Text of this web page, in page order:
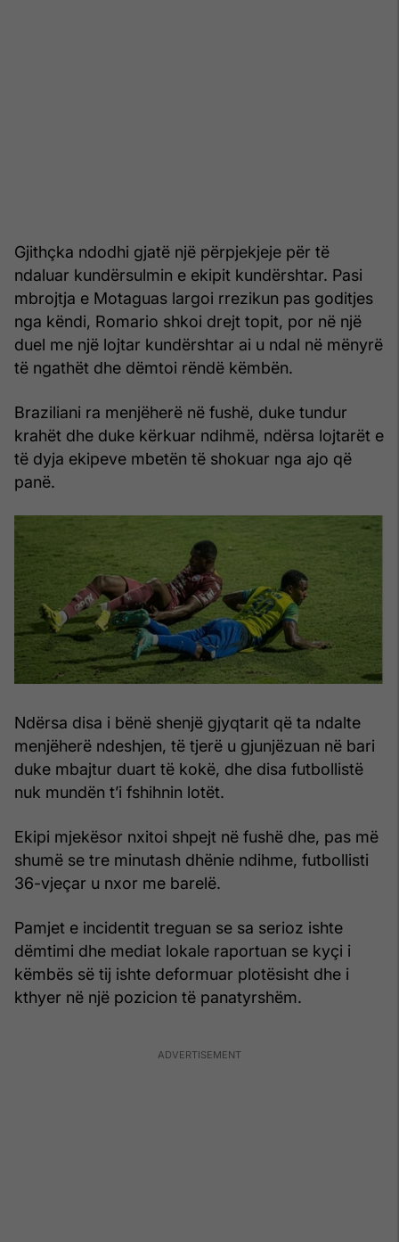
Gjithçka ndodhi gjatë një përpjekjeje për të
ndaluar kundërsulmin e ekipit kundërshtar. Pasi
mbrojtja e Motaguas largoi rrezikun pas goditjes
nga këndi, Romario shkoi drejt topit, por në një
duel me një lojtar kundërshtar ai u ndal në mënyrë
të ngathët dhe dëmtoi rëndë këmbën.
Braziliani ra menjëherë në fushë, duke tundur
krahët dhe duke kërkuar ndihmë, ndërsa lojtarët e
të dyja ekipeve mbetën të shokuar nga ajo që
panë.
Ndërsa disa i bënë shenjë gjyqtarit që ta ndalte
menjëherë ndeshjen, të tjerë u gjunjëzuan në bari
duke mbajtur duart të kokë, dhe disa futbollistë
nuk mundën t’i fshihnin lotët.
Ekipi mjekësor nxitoi shpejt në fushë dhe, pas më
shumë se tre minutash dhënie ndihme, futbollisti
36-vjeçar u nxor me barelë.
Pamjet e incidentit treguan se sa serioz ishte
dëmtimi dhe mediat lokale raportuan se kyçi i
këmbës së tij ishte deformuar plotësisht dhe i
kthyer në një pozicion të panatyrshëm.